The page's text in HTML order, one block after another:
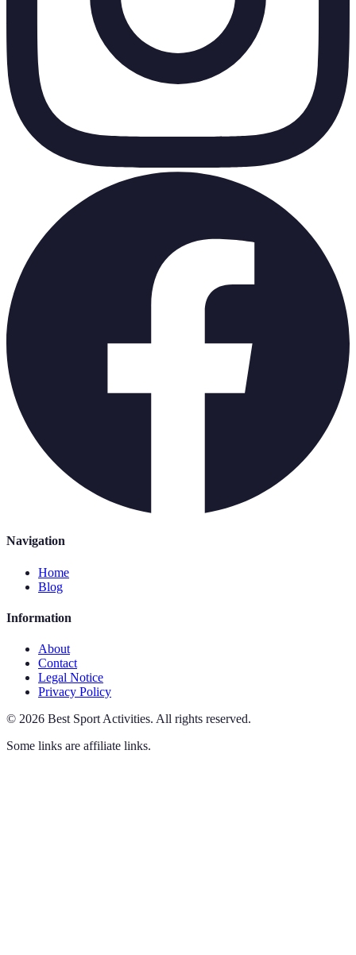
Navigation
Home
Blog
Information
About
Contact
Legal Notice
Privacy Policy
© 2026 Best Sport Activities. All rights reserved.
Some links are affiliate links.